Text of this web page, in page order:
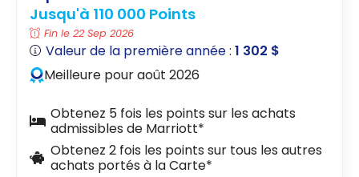
Jusqu'à 110 000 Points
Fin le 22 Sep 2026
Valeur de la première année :1 302 $
Meilleure pour août 2026
Obtenez 5 fois les points sur les achats
admissibles de Marriott*
Obtenez 2 fois les points sur tous les autres
achats portés à la Carte*